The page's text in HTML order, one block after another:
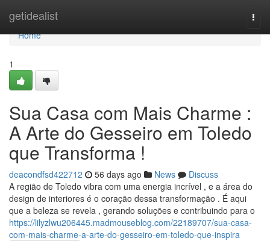
getidealist
Home
Home
1
Sua Casa com Mais Charme :
A Arte do Gesseiro em Toledo
que Transforma !
deacondfsd422712 56 days ago News
Discuss
A região de Toledo vibra com uma energia incrível , e a área do
design de interiores é o coração dessa transformação . É aqui
que a beleza se revela , gerando soluções e contribuindo para o
https://lilyzlwu206445.madmouseblog.com/22189707/sua-casa-
com-mais-charme-a-arte-do-gesseiro-em-toledo-que-inspira